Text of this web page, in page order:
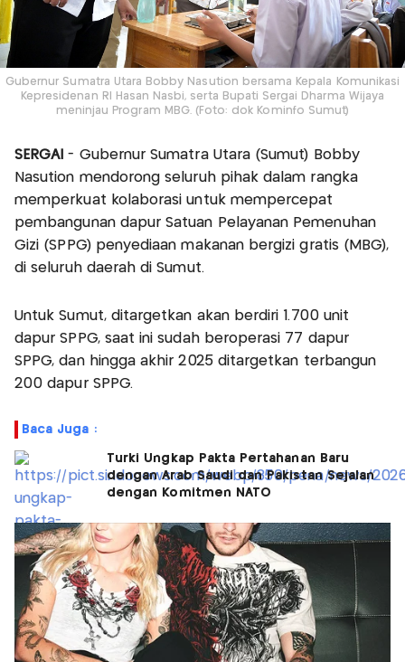
Gubernur Sumatra Utara Bobby Nasution bersama Kepala Komunikasi
Kepresidenan RI Hasan Nasbi, serta Bupati Sergai Dharma Wijaya
meninjau Program MBG. (Foto: dok Kominfo Sumut)
SERGAI - Gubernur Sumatra Utara (Sumut) Bobby
Nasution mendorong seluruh pihak dalam rangka
memperkuat kolaborasi untuk mempercepat
pembangunan dapur Satuan Pelayanan Pemenuhan
Gizi (SPPG) penyediaan makanan bergizi gratis (MBG),
di seluruh daerah di Sumut.
Untuk Sumut, ditargetkan akan berdiri 1.700 unit
dapur SPPG, saat ini sudah beroperasi 77 dapur
SPPG, dan hingga akhir 2025 ditargetkan terbangun
200 dapur SPPG.
Baca Juga :
Turki Ungkap Pakta Pertahanan Baru
dengan Arab Saudi dan Pakistan Sejalan
dengan Komitmen NATO